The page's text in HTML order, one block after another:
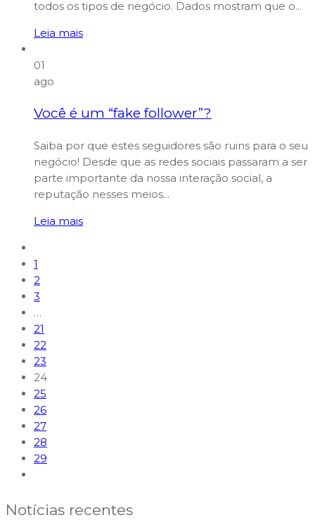
todos os tipos de negócio. Dados mostram que o...
Leia mais
01
ago
Você é um “fake follower”?
Saiba por que estes seguidores são ruins para o seu
negócio! Desde que as redes sociais passaram a ser
parte importante da nossa interação social, a
reputação nesses meios...
Leia mais
1
2
3
…
21
22
23
24
25
26
27
28
29
Notícias recentes